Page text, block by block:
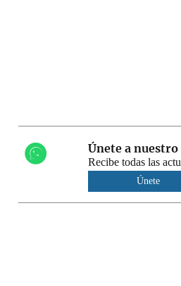
Únete a nuestro
Recibe todas las
Únete